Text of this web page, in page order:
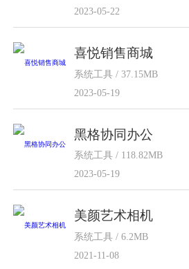
2023-05-22
喜悦销售商城
系统工具 / 37.15MB
2023-05-19
黑格协同办公
系统工具 / 118.82MB
2023-05-19
美颜艺术相机
系统工具 / 6.2MB
2021-11-08